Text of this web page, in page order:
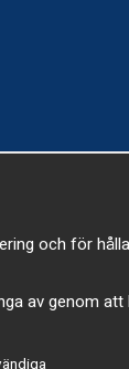
och för
av genom att